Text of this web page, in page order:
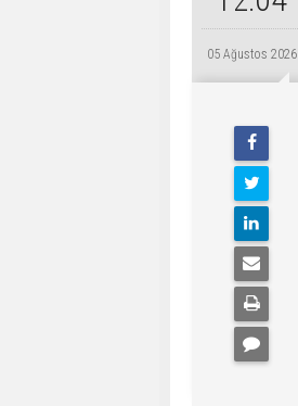
05 Ağustos 2026